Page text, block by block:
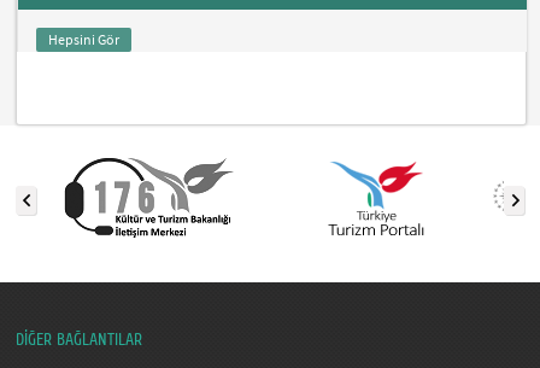
Hepsini Gör
DİĞER BAĞLANTILAR